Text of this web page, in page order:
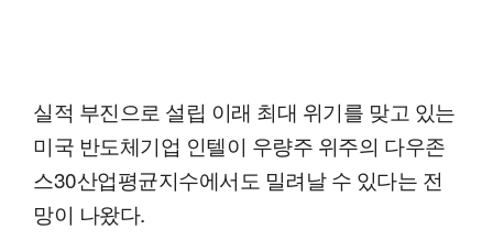
실적 부진으로 설립 이래 최대 위기를 맞고 있는
미국 반도체기업 인텔이 우량주 위주의 다우존
스30산업평균지수에서도 밀려날 수 있다는 전
망이 나왔다.